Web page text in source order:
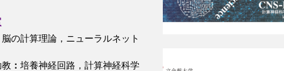
脳の計算理論，ニューラルネット
：培養神経回路，計算神経科学